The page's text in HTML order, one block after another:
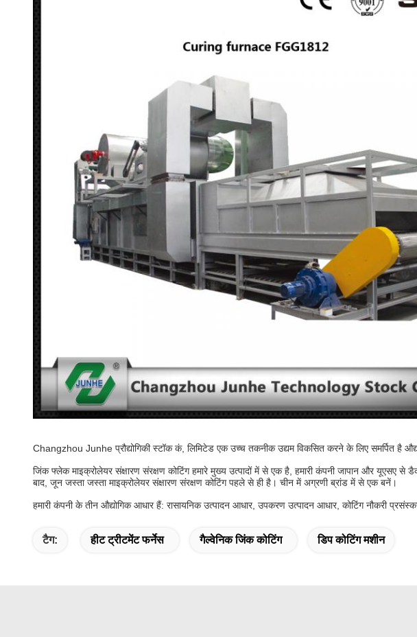
Changzhou Junhe प्रौद्योगिकी स्टॉक कं, लिमिटेड एक उच्च तकनीक उद्यम विकसित करने के लिए समर्पित है
जिंक फ्लेक माइक्रोलेयर संक्षारण संरक्षण कोटिंग हमारे मुख्य उत्पादों में से एक है, हमारी कंपनी जापान और
बाद, जून जस्ता जस्ता माइक्रोलेयर संक्षारण संरक्षण कोटिंग पहले से ही है। चीन में अग्रणी ब्रांड में से एक बनें।
हमारी कंपनी के तीन औद्योगिक आधार हैं: रासायनिक उत्पादन आधार, उपकरण उत्पादन आधार, कोटिंग नौकरी
टैग: हीट ट्रीटमेंट फर्नेस गैल्वेनिक जिंक कोटिंग डिप कोटिंग मशीन